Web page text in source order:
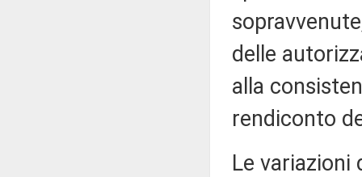
delle
alla
rendiconto
Le variazioni